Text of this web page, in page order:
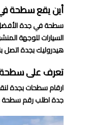
أين يقع سطحة
سطحة في جدة
السيارات للوجهة
هيدروليك بجدة اتصل
تعرف على سطحة
ارقام سطحات بجدة
جدة اطلب رقم سطحة في